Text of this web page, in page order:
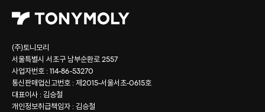
(주)토니모리
서울특별시 서초구 남부순환로 2557
사업자번호 : 114-86-53270
통신판매업신고번호 : 제2015-서울서초-0615호
대표이사 : 김승철
개인정보취급책임자 : 김승철